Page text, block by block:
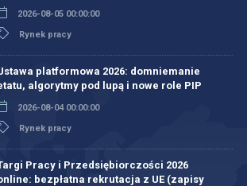
2026-08-05 00:00:00
Rynek pracy
platformowa 2026: domniemanie
algorytmy pod lupą i nowe role PIP
2026-08-04 00:00:00
Rynek pracy
Pracy i Przedsiębiorczości 2026
bezpłatna rekrutacja z UE (zapisy